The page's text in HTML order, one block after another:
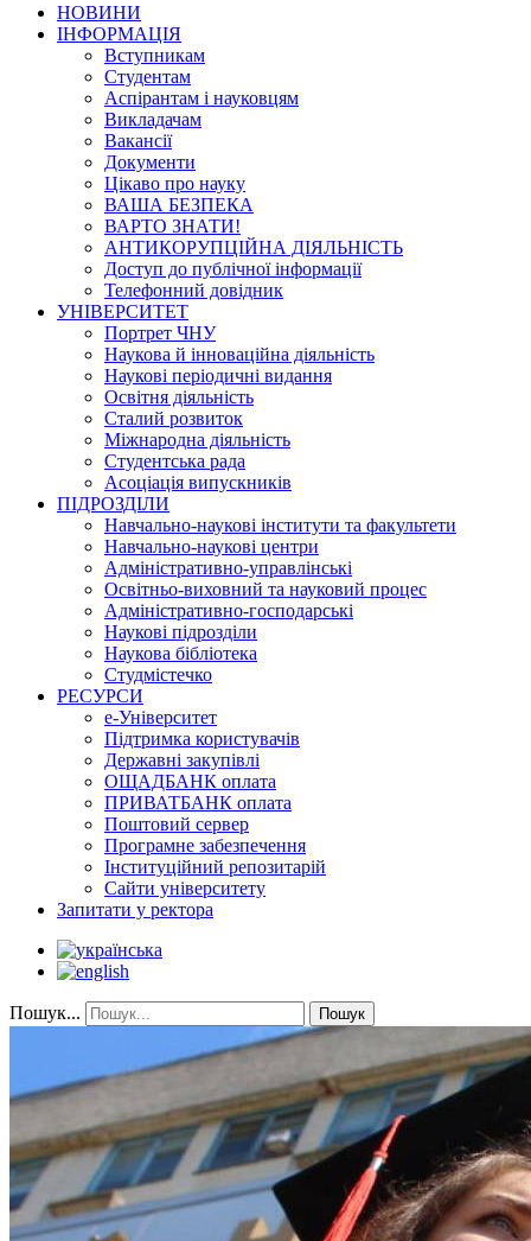
НОВИНИ
ІНФОРМАЦІЯ
Вступникам
Студентам
Аспірантам і науковцям
Викладачам
Вакансії
Документи
Цікаво про науку
ВАША БЕЗПЕКА
ВАРТО ЗНАТИ!
АНТИКОРУПЦІЙНА ДІЯЛЬНІСТЬ
Доступ до публічної інформації
Телефонний довідник
УНІВЕРСИТЕТ
Портрет ЧНУ
Наукова й інноваційна діяльність
Наукові періодичні видання
Освітня діяльність
Сталий розвиток
Міжнародна діяльність
Студентська рада
Асоціація випускників
ПІДРОЗДІЛИ
Навчально-наукові інститути та факультети
Навчально-наукові центри
Адміністративно-управлінські
Освітньо-виховний та науковий процес
Адміністративно-господарські
Наукові підрозділи
Наукова бібліотека
Студмістечко
РЕСУРСИ
е-Університет
Підтримка користувачів
Державні закупівлі
ОЩАДБАНК оплата
ПРИВАТБАНК оплата
Поштовий сервер
Програмне забезпечення
Інституційний репозитарій
Сайти університету
Запитати у ректора
Пошук... Пошук